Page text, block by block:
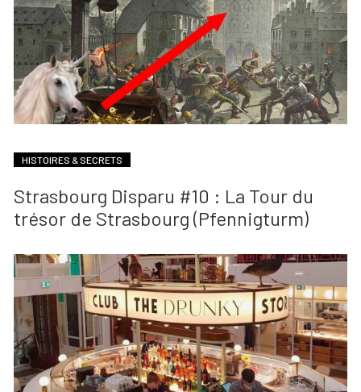
HISTOIRES & SECRETS
Strasbourg Disparu #10 : La Tour du
trésor de Strasbourg (Pfennigturm)